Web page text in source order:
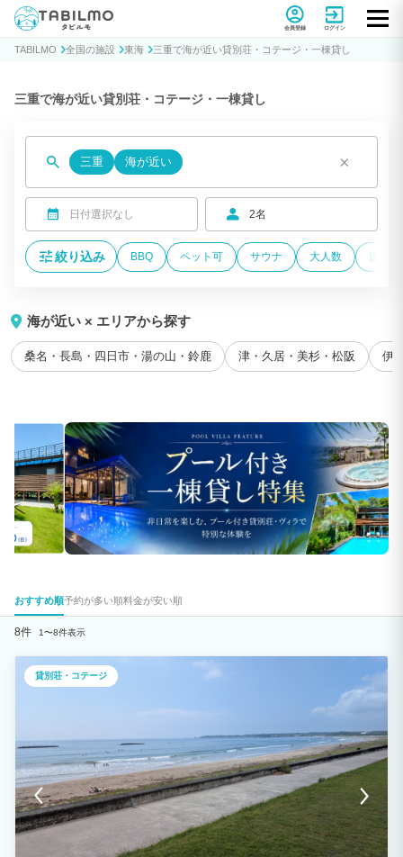
貸別荘コテージ・一棟貸し宿泊予約サイトTABILMO(タビルモ)
会員登録 ログイン
TABILMO 全国の施設 東海 三重で海が近い貸別荘・コテージ・一棟貸し
三重で海が近い貸別荘・コテージ・一棟貸し
三重 海が近い ×
日付選択なし 2名
絞り込み BBQ ペット可 サウナ 大人数 温泉
海が近い × エリアから探す
桑名・長島・四日市・湯の山・鈴鹿 津・久居・美杉・松阪 伊
おすすめ順予約が多い順料金が安い順
8件 1〜8件表示
貸別荘・コテージ